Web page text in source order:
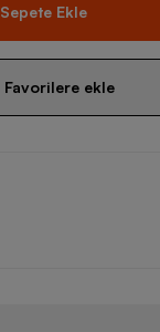
Sepete Ekle
Favorilere ekle